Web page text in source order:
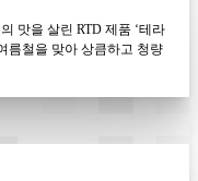
맛을 살린 RTD 제품 ‘테라
름철을 맞아 상큼하고 청량